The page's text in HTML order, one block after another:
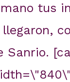
tus
llegaron,
Sanrio.